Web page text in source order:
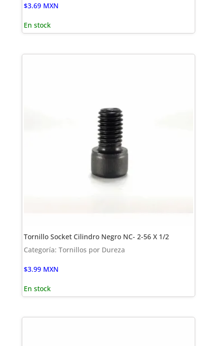
$3.69 MXN
En stock
Tornillo Socket Cilindro Negro NC- 2-56 X 1/2
Categoría: Tornillos por Dureza
$3.99 MXN
En stock